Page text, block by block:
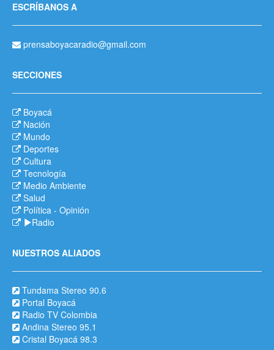
ESCRÍBANOS A
prensaboyacaradio@gmail.com
SECCIONES
Boyacá
Nación
Mundo
Deportes
Cultura
Tecnología
Medio Ambiente
Salud
Política - Opinión
Radio
NUESTROS ALIADOS
Tundama Stereo 90.6
Portal Boyacá
Radio TV Colombia
Andina Stereo 95.1
Cristal Boyacá 98.3